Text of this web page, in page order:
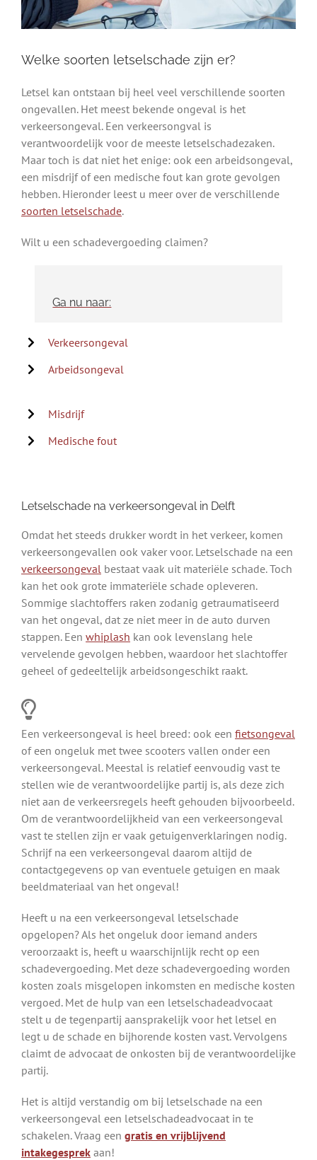
Welke soorten letselschade zijn er?
Letsel kan ontstaan bij heel veel verschillende soorten
ongevallen. Het meest bekende ongeval is het
verkeersongeval. Een verkeersongval is
verantwoordelijk voor de meeste letselschadezaken.
Maar toch is dat niet het enige: ook een arbeidsongeval,
een misdrijf of een medische fout kan grote gevolgen
hebben. Hieronder leest u meer over de verschillende
soorten letselschade.
Wilt u een schadevergoeding claimen?
Ga nu naar:
Verkeersongeval
Arbeidsongeval
Misdrijf
Medische fout
Letselschade na verkeersongeval in Delft
Omdat het steeds drukker wordt in het verkeer, komen
verkeersongevallen ook vaker voor. Letselschade na een
verkeersongeval bestaat vaak uit materiële schade. Toch
kan het ook grote immateriële schade opleveren.
Sommige slachtoffers raken zodanig getraumatiseerd
van het ongeval, dat ze niet meer in de auto durven
stappen. Een whiplash kan ook levenslang hele
vervelende gevolgen hebben, waardoor het slachtoffer
geheel of gedeeltelijk arbeidsongeschikt raakt.
Een verkeersongeval is heel breed: ook een fietsongeval
of een ongeluk met twee scooters vallen onder een
verkeersongeval. Meestal is relatief eenvoudig vast te
stellen wie de verantwoordelijke partij is, als deze zich
niet aan de verkeersregels heeft gehouden bijvoorbeeld.
Om de verantwoordelijkheid van een verkeersongeval
vast te stellen zijn er vaak getuigenverklaringen nodig.
Schrijf na een verkeersongeval daarom altijd de
contactgegevens op van eventuele getuigen en maak
beeldmateriaal van het ongeval!
Heeft u na een verkeersongeval letselschade
opgelopen? Als het ongeluk door iemand anders
veroorzaakt is, heeft u waarschijnlijk recht op een
schadevergoeding. Met deze schadevergoeding worden
kosten zoals misgelopen inkomsten en medische kosten
vergoed. Met de hulp van een letselschadeadvocaat
stelt u de tegenpartij aansprakelijk voor het letsel en
legt u de schade en bijhorende kosten vast. Vervolgens
claimt de advocaat de onkosten bij de verantwoordelijke
partij.
Het is altijd verstandig om bij letselschade na een
verkeersongeval een letselschadeadvocaat in te
schakelen. Vraag een gratis en vrijblijvend
intakegesprek aan!